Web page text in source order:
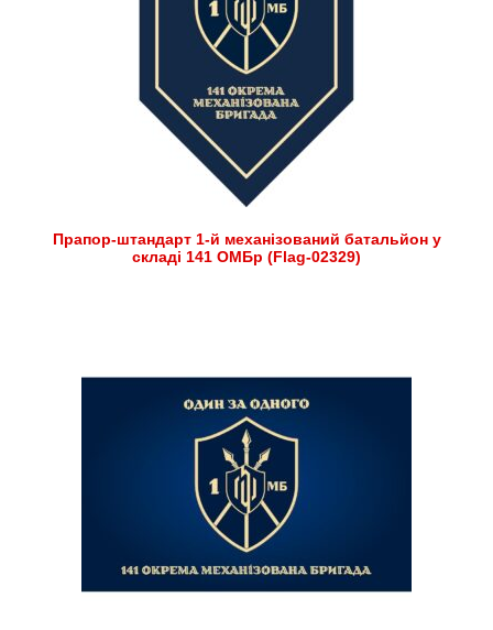
Прапор-штандарт 1-й механізований батальйон у
складі 141 ОМБр (Flag-02329)